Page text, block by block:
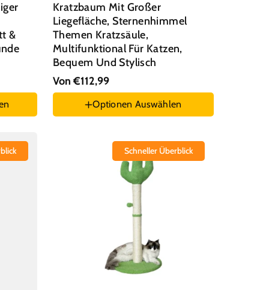
&
Kratzbaum Mit Großer
Liegefläche, Sternenhimmel
Themen Kratzsäule,
Multifunktional Für Katzen,
Bequem Und Stylisch
Von €112,99
Optionen Auswählen
Schneller Überblick